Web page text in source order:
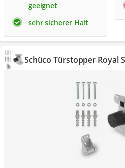
geeignet
sehr sicherer Halt
Schüco Türstopper Royal S